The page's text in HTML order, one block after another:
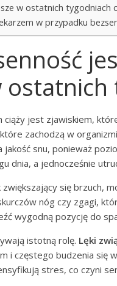
w ostatnich tygodniach
w przypadku
jest zjawiskiem,
zachodzą w
jakość snu, ponieważ
dnia, a jednocześnie
zwiększający się brzuch,
nóg czy zgagi,
wygodną pozycję do
istotną rolę. Lęki
i częstego budzenia się
stres, co czyni